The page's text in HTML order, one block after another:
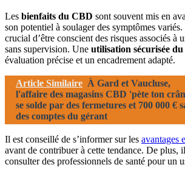
Les bienfaits du CBD sont souvent mis en
son potentiel à soulager des symptômes
crucial d’être conscient des risques associés à
sans supervision. Une utilisation sécurisée
évaluation précise et un encadrement adapté.
Article Similaire À Gard et Vaucluse,
l'affaire des magasins CBD 'pète ton
se solde par des fermetures et 700 000 €
des comptes du gérant
Il est conseillé de s’informer sur les avantages
avant de contribuer à cette tendance. De plus,
consulter des professionnels de santé pour un